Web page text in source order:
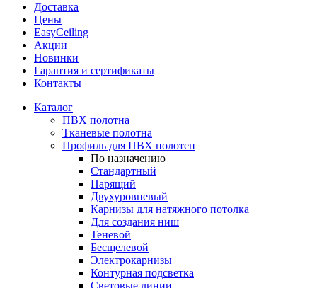
Доставка
Цены
EasyCeiling
Акции
Новинки
Гарантия и сертификаты
Контакты
Каталог
ПВХ полотна
Тканевые полотна
Профиль для ПВХ полотен
По назначению
Стандартный
Парящий
Двухуровневый
Карнизы для натяжного потолка
Для создания ниш
Теневой
Бесщелевой
Электрокарнизы
Контурная подсветка
Световые линии